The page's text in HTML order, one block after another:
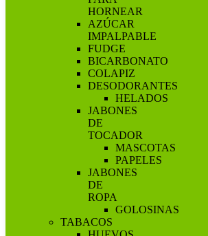
HORNEAR
AZÚCAR
IMPALPABLE
FUDGE
BICARBONATO
COLAPIZ
DESODORANTES
HELADOS
JABONES
DE
TOCADOR
MASCOTAS
PAPELES
JABONES
DE
ROPA
GOLOSINAS
TABACOS